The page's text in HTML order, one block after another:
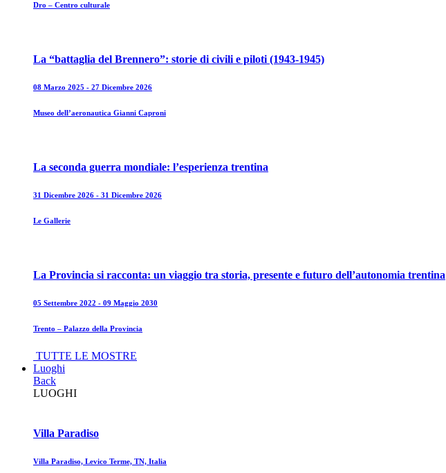
Dro – Centro culturale
La “battaglia del Brennero”: storie di civili e piloti (1943-1945)
08 Marzo 2025 - 27 Dicembre 2026
Museo dell’aeronautica Gianni Caproni
La seconda guerra mondiale: l’esperienza trentina
31 Dicembre 2026 - 31 Dicembre 2026
Le Gallerie
La Provincia si racconta: un viaggio tra storia, presente e futuro dell’autonomia trentina
05 Settembre 2022 - 09 Maggio 2030
Trento – Palazzo della Provincia
TUTTE LE MOSTRE
Luoghi
Back
LUOGHI
Villa Paradiso
Villa Paradiso, Levico Terme, TN, Italia